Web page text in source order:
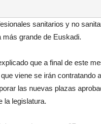
sanitarios y no
grande de Euskadi.
que a final de este
viene se irán contratando
las nuevas plazas
la legislatura.